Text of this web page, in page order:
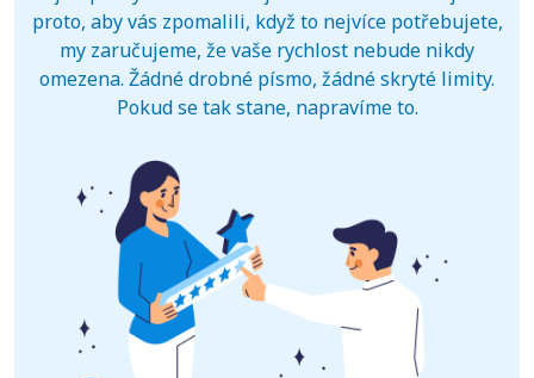
proto, aby vás zpomalili, když to nejvíce potřebujete,
my zaručujeme, že vaše rychlost nebude nikdy
omezena. Žádné drobné písmo, žádné skryté limity.
Pokud se tak stane, napravíme to.